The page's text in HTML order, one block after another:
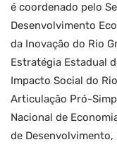
é coordenado pelo
Desenvolvimento
da Inovação do Rio
Estratégia Estadual
Impacto Social do
Articulação Pró-
Nacional de
de Desenvolvimento,